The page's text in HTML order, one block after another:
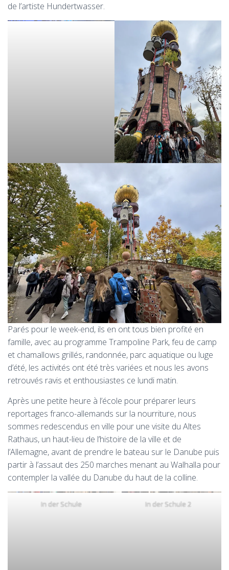
de l’artiste Hundertwasser.
Parés pour le week-end, ils en ont tous bien profité en
famille, avec au programme Trampoline Park, feu de camp
et chamallows grillés, randonnée, parc aquatique ou luge
d’été, les activités ont été très variées et nous les avons
retrouvés ravis et enthousiastes ce lundi matin.
Après une petite heure à l’école pour préparer leurs
reportages franco-allemands sur la nourriture, nous
sommes redescendus en ville pour une visite du Altes
Rathaus, un haut-lieu de l’histoire de la ville et de
l’Allemagne, avant de prendre le bateau sur le Danube puis
partir à l’assaut des 250 marches menant au Walhalla pour
contempler la vallée du Danube du haut de la colline.
In der Schule In der Schule 2